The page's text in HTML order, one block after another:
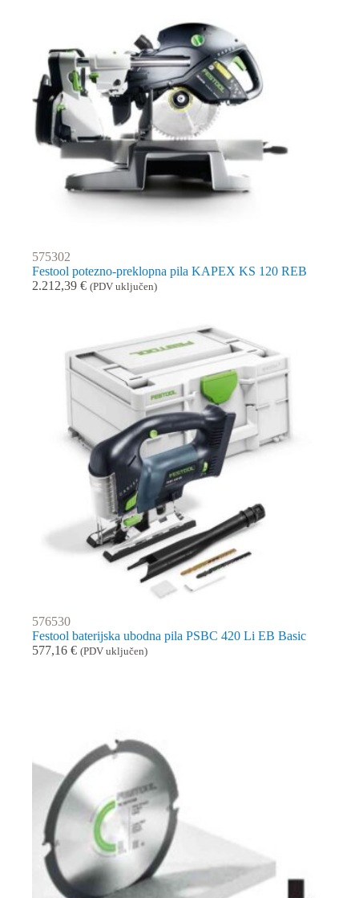
575302
Festool potezno-preklopna pila KAPEX KS 120 REB
2.212,39 € (PDV uključen)
576530
Festool baterijska ubodna pila PSBC 420 Li EB Basic
577,16 € (PDV uključen)